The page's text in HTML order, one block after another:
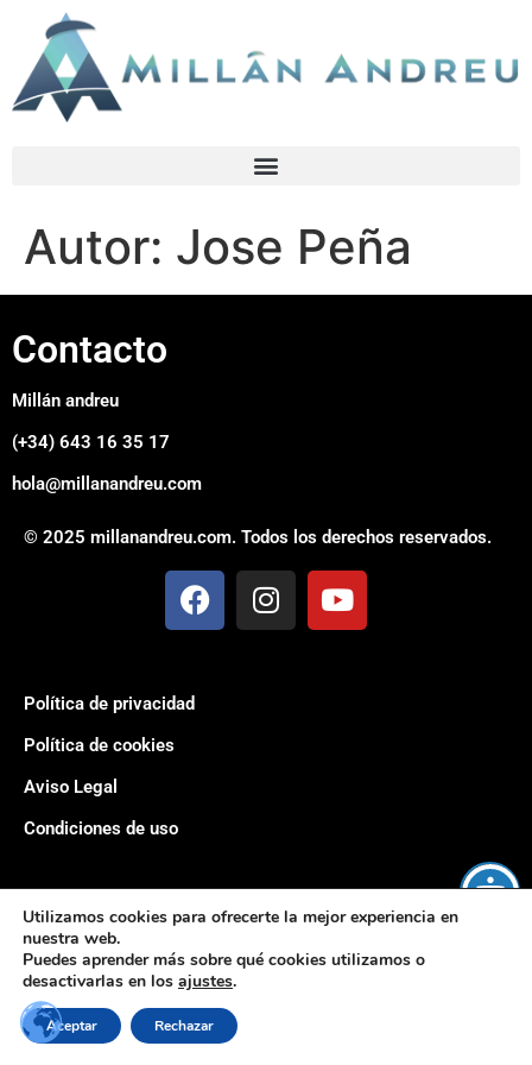
Autor: Jose Peña
Contacto
Millán andreu
(+34) 643 16 35 17
hola@millanandreu.com
© 2025 millanandreu.com. Todos los derechos reservados.
Política de privacidad
Política de cookies
Aviso Legal
Condiciones de uso
Utilizamos cookies para ofrecerte la mejor experiencia en
nuestra web.
Puedes aprender más sobre qué cookies utilizamos o
desactivarlas en los ajustes.
Aceptar Rechazar